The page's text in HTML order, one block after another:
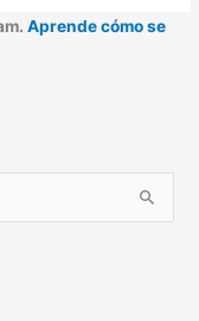
Aprende cómo se